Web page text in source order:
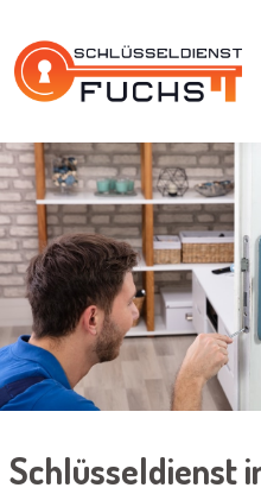
Schlüsseldienst